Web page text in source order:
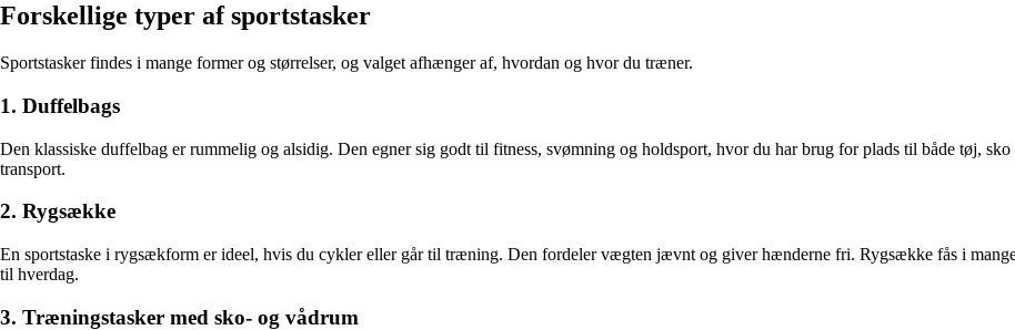
Forskellige typer af sportstasker
Sportstasker findes i mange former og størrelser, og valget afhænger af, hvordan og hvor du træner.
1. Duffelbags
Den klassiske duffelbag er rummelig og alsidig. Den egner sig godt til fitness, svømning og holdsport, hvor du har brug for plads til både tøj,
transport.
2. Rygsække
En sportstaske i rygsækform er ideel, hvis du cykler eller går til træning. Den fordeler vægten jævnt og giver hænderne fri. Rygsække fås i
til hverdag.
3. Træningstasker med sko- og vådrum